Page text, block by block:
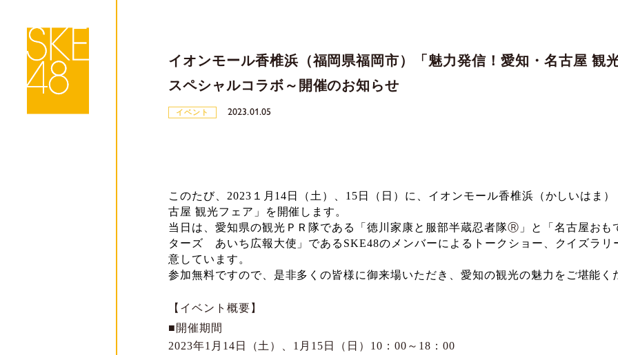
イオンモール香椎浜（福岡県福岡市）「魅力発信！愛知・名古屋 観
スペシャルコラボ～開催のお知らせ
イベント 2023.01.05
このたび、 2023 １月 14 日（土）、 15 日（日）に、イオンモール香椎浜（かしいはま
古屋 観光フェア」を開催します。
当日は、愛知県の観光ＰＲ隊である「徳川家康と服部半蔵忍者隊Ⓡ 」
と「名古屋おも
ターズ あいち広報大使」である SKE48のメンバーによるトークショー、クイズラ
意しています。
参加無料ですので、是非多くの皆様に御来場いただき、愛知の観光の魅力をご堪能く
【イベント概要】
■開催期間
2023年1 月 14 日（土）、 1 月 15 日（日） 10 ： 00 ～ 18 ： 00